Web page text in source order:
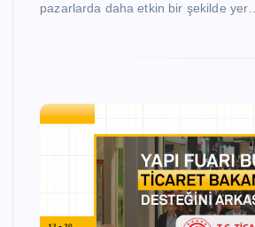
pazarlarda daha etkin bir şekilde yer…